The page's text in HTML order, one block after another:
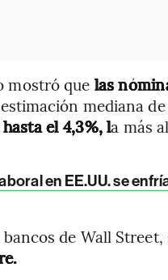
mostró que las
mediana
el 4,3%, la más
en EE.UU. se
de Wall Street,